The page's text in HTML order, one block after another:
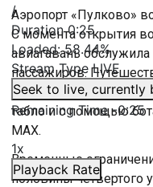
/
Duration0:25
Loaded:58.44%
Stream TypeLIVE
Seek to live, currently
Remaining Time-0:25
1x
Playback Rate
Аэропорт «Пулково»
С момента открытия
авиагавань
пассажиров.
отслеживать
табло и с помощью
MAX.
Временные
половины четвертого